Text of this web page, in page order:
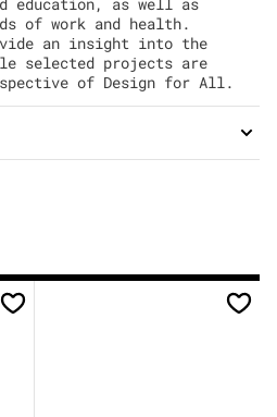
of work and health.
an insight into the
selected projects are
of Design for All.